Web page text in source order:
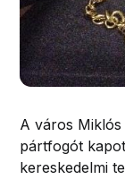
A város
pártfogót
kereskedelmi